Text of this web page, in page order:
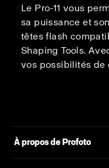
Le Pro-11 vous
sa puissance et
têtes flash
Shaping Tools.
vos possibilités de
À propos de Profoto